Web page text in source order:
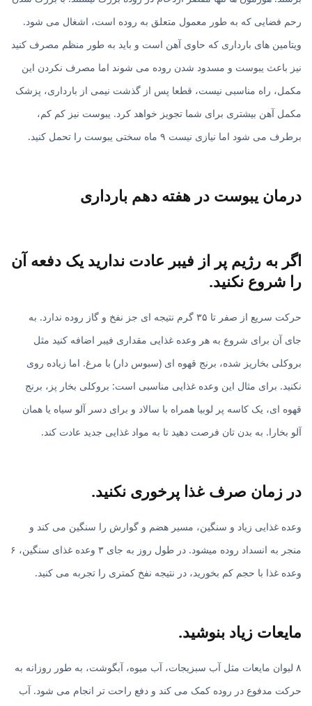
رحم فضایی که به طور معمول متعلق به روده است، اشغال می شود.
ویتامین های بارداری که حاوی آهن است و باید به طور منظم مصرف کنید
نیز باعث یبوست و مسدود شدن روده می شوند اما مصرف نکردن این
مکمل، راه مناسبی نیست، قطعا پس از گذشت نیمی از بارداری، پزشک
مکمل آهن بیشتری برای شما تجویز خواهد کرد. یبوست نیز کم کم،
برطرف می شود اما نیازی نیست ۹ ماه سختی یبوست را تحمل کنید.
درمان یبوست در هفته دهم بارداری
اگر به رژیم پر از فیبر عادت ندارید یک دفعه آن
را شروع نکنید.
حرکت سریع از صفر تا ۳۵ گرم نتیجه ای جز نفخ و گاز روده ندارد. به
جای آن برای شروع به هر وعده غذایی مقداری فیبر اضافه کنید مثل
بروکلی بخارپز شده، برنج قهوه ای (سبوس دار) با مرغ. اما زیاده روی
نکنید. برای مثال این وعده غذایی مناسبی است: بروکلی بخار پز، برنج
قهوه ای، یک کاسه پر لوبیا همراه با سالاد و برای دسر آلو سیاه یا همان
آلو بخارا. به بدن تان فرصت دهید تا به مواد غذایی جدید عادت کند.
در زمان صرف غذا پرخوری نکنید.
وعده غذایی زیاد و سنگین، مسیر هضم و گوارش را سنگین می کند و
منجر به انسداد روده میشود. در طول روز به جای ۳ وعده غذای سنگین، ۶
وعده غذا با حجم کم بخورید، در نتیجه نفخ کمتری را تجربه می کنید.
مایعات زیاد بنوشید.
۸ لیوان مایعات مثل آب سبزیجات، آب میوه، آبگوشت، به طور روزانه به
حرکت مدفوع در روده کمک می کند و دفع راحت تر انجام می شود. آب